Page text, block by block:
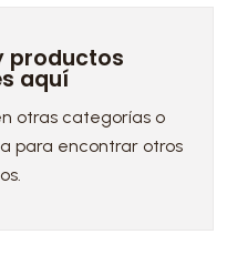
productos
aquí
otras categorías o
para encontrar otros